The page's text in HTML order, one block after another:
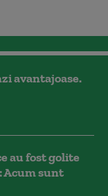
avantajoase.
au fost golite
Acum sunt